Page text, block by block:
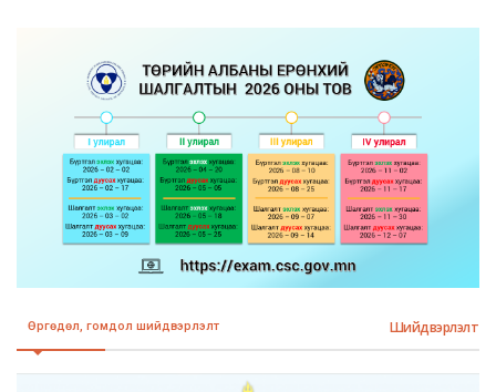
Өргөдөл, гомдол шийдвэрлэлт Шийдвэрлэлт